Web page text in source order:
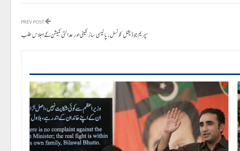
سپریم جوڈیشل کونسل، پالیسی ساز کمیٹی اور عدالتی کمیشن کے اجلاس طلب